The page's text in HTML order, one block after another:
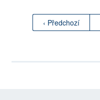
‹ Předchozí